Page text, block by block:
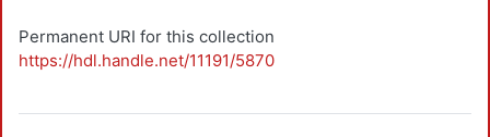
Permanent URI for this collection
https://hdl.handle.net/11191/5870